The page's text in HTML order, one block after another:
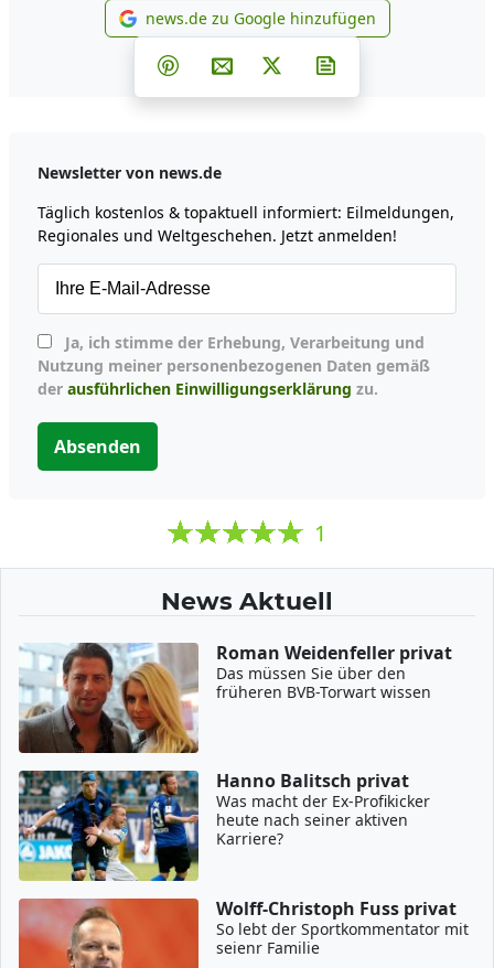
news.de zu Google
news.de zu Google hinzufügen
Teilen auf Facebook
Teilen auf Whatsapp
Teilen auf Telegram
Teilen auf Pinterest
Per E-Mail teilen
Post auf X
Newsletter von news.de
Täglich kostenlos & topaktuell informiert: Eilmeldungen,
Regionales und Weltgeschehen. Jetzt anmelden!
Nutzung meiner personenbezogenen Daten gemäß
der ausführlichen Einwilligungserklärung zu.
Absenden
1
News Aktuell
Roman Weidenfeller privat
Das müssen Sie über den
früheren BVB-Torwart wissen
Hanno Balitsch privat
Was macht der Ex-Profikicker
heute nach seiner aktiven
Karriere?
Wolff-Christoph Fuss privat
So lebt der Sportkommentator mit
seienr Familie